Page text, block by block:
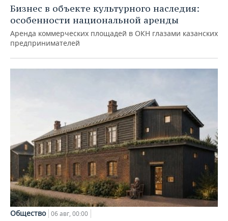
Бизнес в объекте культурного наследия:
особенности национальной аренды
Аренда коммерческих площадей в ОКН глазами казанских
предпринимателей
Общество 06 авг, 00:00